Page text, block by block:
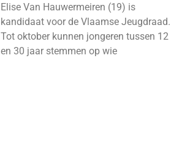
Elise Van Hauwermeiren (19) is
kandidaat voor de Vlaamse Jeugdraad.
Tot oktober kunnen jongeren tussen 12
en 30 jaar stemmen op wie